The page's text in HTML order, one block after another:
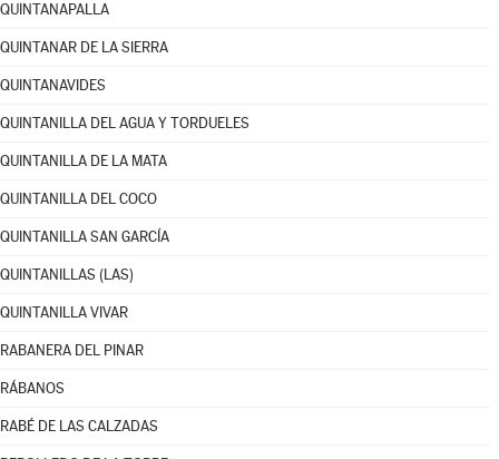
QUINTANAPALLA
QUINTANAR DE LA SIERRA
QUINTANAVIDES
QUINTANILLA DEL AGUA Y TORDUELES
QUINTANILLA DE LA MATA
QUINTANILLA DEL COCO
QUINTANILLA SAN GARCÍA
QUINTANILLAS (LAS)
QUINTANILLA VIVAR
RABANERA DEL PINAR
RÁBANOS
RABÉ DE LAS CALZADAS